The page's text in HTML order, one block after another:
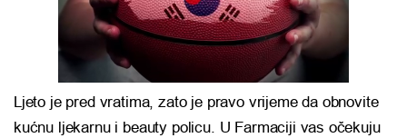
Ljeto je pred vratima, zato je pravo vrijeme da obnovite
kućnu ljekarnu i beauty policu. U Farmaciji vas očekuju